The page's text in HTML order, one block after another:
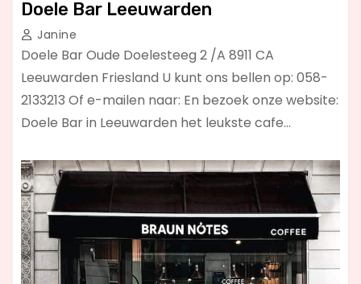
Doele Bar Leeuwarden
Janine
Doele Bar Oude Doelesteeg 2 /A 8911 CA
Leeuwarden Friesland U kunt ons bellen op: 058-
2133213 Of e-mailen naar: En bezoek onze website:
Doele Bar in Leeuwarden het leukste cafe…